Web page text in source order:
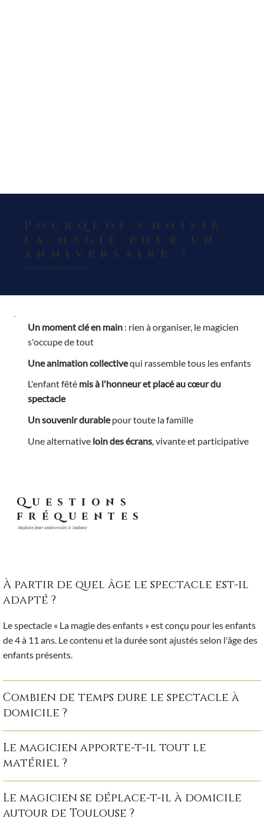
Pourquoi choisir
la magie pour un
anniversaire ?
Un moment clé en main: rien à organiser, le magicien
s'occupe de tout
Une animation collectivequi rassemble tous les enfants
L'enfant fêté mis à l'honneur et placé au cœur du
spectacle
Un souvenir durablepour toute la famille
Une alternative loin des écrans, vivante et participative
Questions
fréquentes
Magicien pour anniversaire à Toulouse
À partir de quel âge le spectacle est-il
adapté ?
Le spectacle « La magie des enfants » est conçu pour les enfants
de 4 à 11 ans. Le contenu et la durée sont ajustés selon l'âge des
enfants présents.
Combien de temps dure le spectacle à
domicile ?
Le magicien apporte-t-il tout le
matériel ?
Le magicien se déplace-t-il à domicile
autour de Toulouse ?